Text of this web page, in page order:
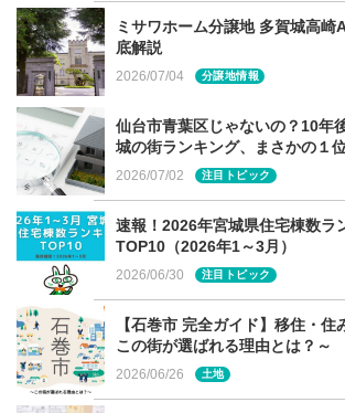
存分に楽しめます。夜も、外部の空間の
しむことができます。
BORDER LESS（ボーダーレ
身近に楽しみたい」
部屋の中にいても、外の風、気配をいつ
くつろぎの時間が増える住まいです。
ファサード全体を包む軒下空
ミサワホーム分譲地 多賀城高崎
底解説
2026/07/04 分譲地情報
仙台市青葉区じゃないの？10年
城の街ランキング、まさかの１
2026/07/02 注目トピック
速報！2026年宮城県住宅棟数ラ
TOP10（2026年1～3月）
2026/06/30 注目トピック
【石巻市 完全ガイド】移住・住
この街が選ばれる理由とは？～
2026/06/26 土地